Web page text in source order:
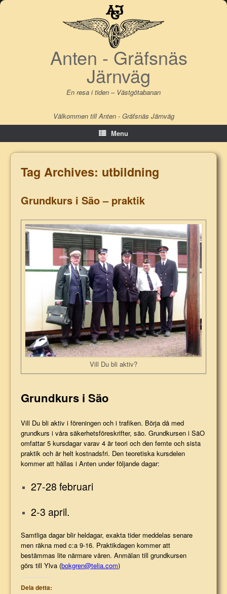
Skip
Anten - Gräfsnäs
Järnväg
En resa i tiden – Västgötabanan
Välkommen till Anten - Gräfsnäs Järnväg
Menu
Tag Archives: utbildning
Grundkurs i Säo – praktik
Vill Du bli aktiv?
Grundkurs i Säo
Vill Du bli aktiv i föreningen och i trafiken. Börja då med
grundkurs i våra säkerhetsföreskrifter, säo. Grundkursen i SäO
omfattar 5 kursdagar varav 4 är teori och den femte och sista
praktik och är helt kostnadsfri. Den teoretiska kursdelen
kommer att hållas i Anten under följande dagar:
27-28 februari
2-3 april.
Samtliga dagar blir heldagar, exakta tider meddelas senare
men räkna med c:a 9-16. Praktikdagen kommer att
bestämmas lite närmare våren. Anmälan till grundkursen
görs till Ylva (bokgren@telia.com)
Dela detta: